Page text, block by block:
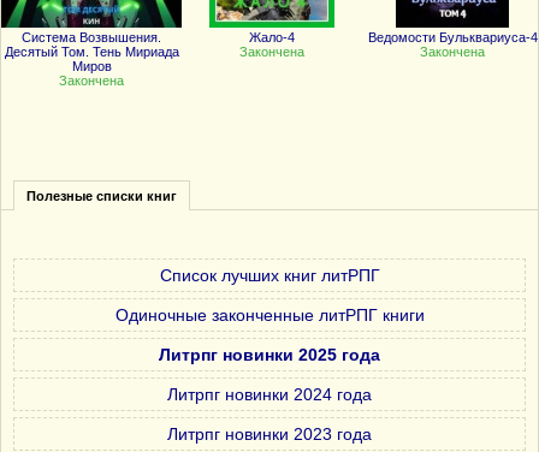
Система Возвышения.
Десятый Том. Тень Мириада
Миров
Закончена
Жало-4
Закончена
Ведомости Бульквариуса-4
Закончена
Полезные списки книг
Список лучших книг литРПГ
Одиночные законченные литРПГ книги
Литрпг новинки 2025 года
Литрпг новинки 2024 года
Литрпг новинки 2023 года